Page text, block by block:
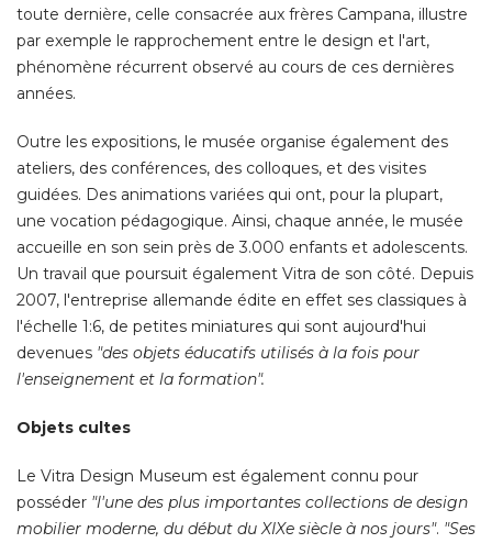
toute dernière, celle consacrée aux frères Campana, illustre
par exemple le rapprochement entre le design et l'art,
phénomène récurrent observé au cours de ces dernières
années.
Outre les expositions, le musée organise également des
ateliers, des conférences, des colloques, et des visites
guidées. Des animations variées qui ont, pour la plupart,
une vocation pédagogique. Ainsi, chaque année, le musée
accueille en son sein près de 3.000 enfants et adolescents.
Un travail que poursuit également Vitra de son côté. Depuis
2007, l'entreprise allemande édite en effet ses classiques à
l'échelle 1:6, de petites miniatures qui sont aujourd'hui
devenues "des objets éducatifs utilisés à la fois pour
l'enseignement et la formation".
Objets cultes
Le Vitra Design Museum est également connu pour
posséder "l'une des plus importantes collections de design
mobilier moderne, du début du XIXe siècle à nos jours". "Ses